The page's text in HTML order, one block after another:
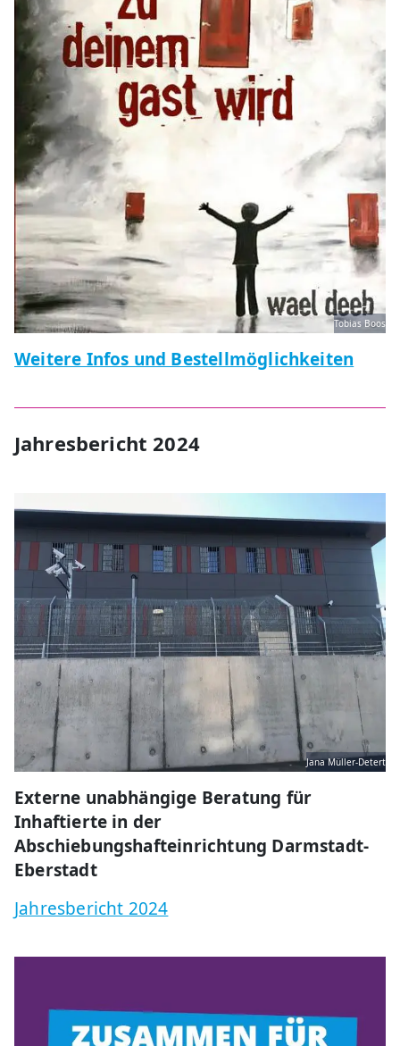
Tobias Boos
Weitere Infos und Bestellmöglichkeiten
Jahresbericht 2024
Jana Müller-Detert
Externe unabhängige Beratung für
Inhaftierte in der
Abschiebungshafteinrichtung Darmstadt-
Eberstadt
Jahresbericht 2024